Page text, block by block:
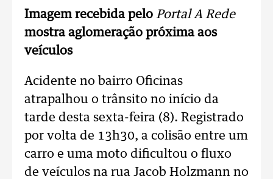
Imagem recebida pelo Portal A Rede
mostra aglomeração próxima aos
veículos
Acidente no bairro Oficinas
atrapalhou o trânsito no início da
tarde desta sexta-feira (8). Registrado
por volta de 13h30, a colisão entre um
carro e uma moto dificultou o fluxo
de veículos na rua Jacob Holzmann no